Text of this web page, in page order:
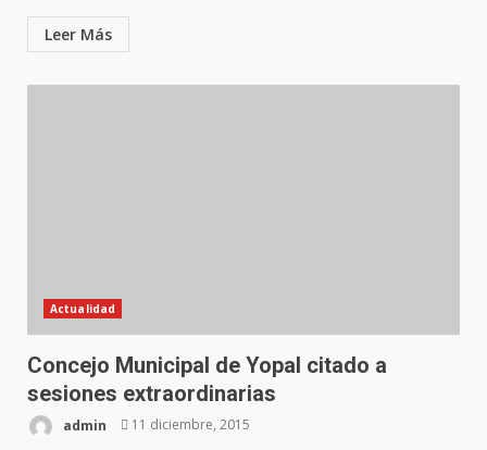
Leer Más
Actualidad
Concejo Municipal de Yopal citado a
sesiones extraordinarias
admin 11 diciembre, 2015